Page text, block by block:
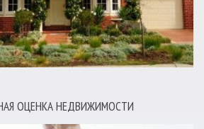
ОЦЕНКА НЕДВИЖИМОСТИ